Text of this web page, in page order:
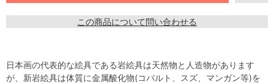
この商品について問い合わせる
日本画の代表的な絵具である岩絵具は天然物と人造物があります
が、新岩絵具は体質に金属酸化物(コバルト、スズ、マンガン等)を